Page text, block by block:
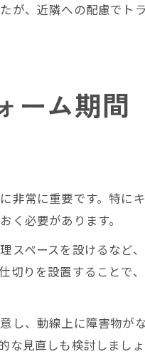
、近隣への配慮でト
ーム期間
常に重要です。特に
必要があります。
ペースを設けるなど
りを設置することで
、動線上に障害物が
見直しも検討しましょ